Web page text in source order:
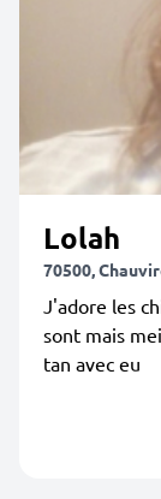
Lolah
70500,
J'adore les
sont mais
tan avec eu